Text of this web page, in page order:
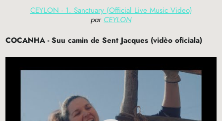
CEYLON - 1. Sanctuary (Official Live Music Video)
parCEYLON
COCANHA - Suu camin de Sent Jacques (vidèo oficiala)